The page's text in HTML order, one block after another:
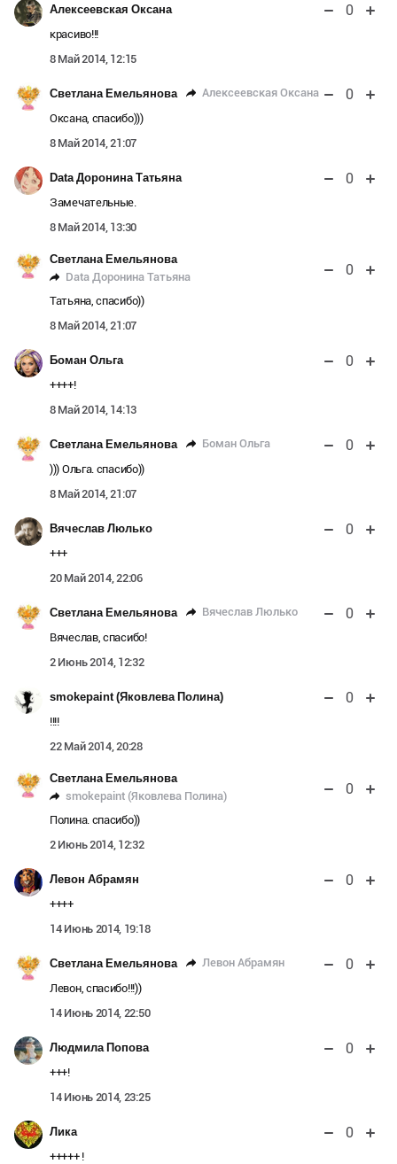
Алексеевская Оксана 0
красиво!!!
8 Май 2014, 12:15
Светлана Емельянова Алексеевская Оксана 0
Оксана, спасибо)))
8 Май 2014, 21:07
Data Доронина Татьяна 0
Замечательные.
8 Май 2014, 13:30
Светлана Емельянова
Data Доронина Татьяна
0
Татьяна, спасибо))
8 Май 2014, 21:07
Боман Ольга 0
++++!
8 Май 2014, 14:13
Светлана Емельянова Боман Ольга 0
))) Ольга. спасибо))
8 Май 2014, 21:07
Вячеслав Люлько 0
+++
20 Май 2014, 22:06
Светлана Емельянова Вячеслав Люлько 0
Вячеслав, спасибо!
2 Июнь 2014, 12:32
smokepaint (Яковлева Полина) 0
!!!!
22 Май 2014, 20:28
Светлана Емельянова
smokepaint (Яковлева Полина)
0
Полина. спасибо))
2 Июнь 2014, 12:32
Левон Абрамян 0
++++
14 Июнь 2014, 19:18
Светлана Емельянова Левон Абрамян 0
Левон, спасибо!!!))
14 Июнь 2014, 22:50
Людмила Попова 0
+++!
14 Июнь 2014, 23:25
Лика 0
+++++ !